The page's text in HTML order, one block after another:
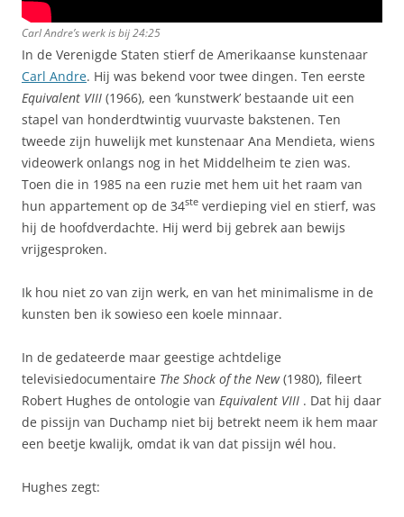
Carl Andre’s werk is bij 24:25
In de Verenigde Staten stierf de Amerikaanse kunstenaar
Carl Andre. Hij was bekend voor twee dingen. Ten eerste
Equivalent VIII (1966), een ‘kunstwerk’ bestaande uit een
stapel van honderdtwintig vuurvaste bakstenen. Ten
tweede zijn huwelijk met kunstenaar Ana Mendieta, wiens
videowerk onlangs nog in het Middelheim te zien was.
Toen die in 1985 na een ruzie met hem uit het raam van
hun appartement op de 34ste verdieping viel en stierf, was
hij de hoofdverdachte. Hij werd bij gebrek aan bewijs
vrijgesproken.
Ik hou niet zo van zijn werk, en van het minimalisme in de
kunsten ben ik sowieso een koele minnaar.
In de gedateerde maar geestige achtdelige
televisiedocumentaire The Shock of the New(1980), fileert
Robert Hughes de ontologie van Equivalent VIII . Dat hij daar
de pissijn van Duchamp niet bij betrekt neem ik hem maar
een beetje kwalijk, omdat ik van dat pissijn wél hou.
Hughes zegt: